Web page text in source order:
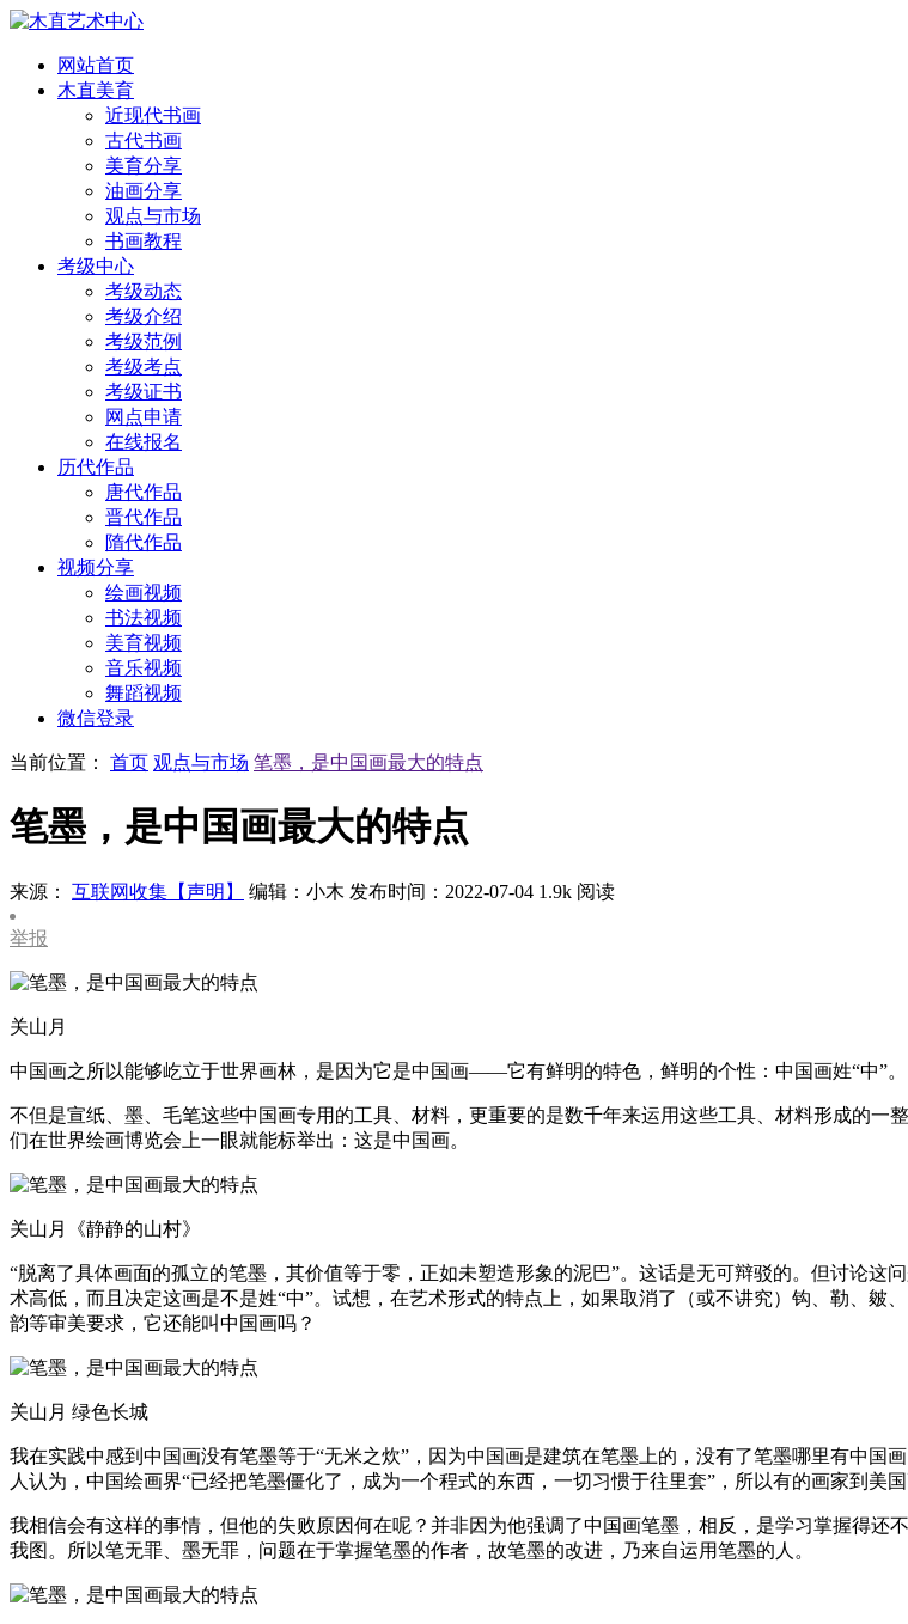
网站首页
木直美育
近现代书画
古代书画
美育分享
油画分享
观点与市场
书画教程
考级中心
考级动态
考级介绍
考级范例
考级考点
考级证书
网点申请
在线报名
历代作品
唐代作品
晋代作品
隋代作品
视频分享
绘画视频
书法视频
美育视频
音乐视频
舞蹈视频
微信登录
当前位置： 首页 观点与市场 笔墨，是中国画最大的特点
笔墨，是中国画最大的特点
来源： 互联网收集【声明】 编辑：小木 发布时间：2022-07-04 1.9k 阅读
举报
关山月
中国画之所以能够屹立于世界画林，是因为它是中国画——它有鲜明的特色，鲜明的个性：中国画姓“中”。
不但是宣纸、墨、毛笔这些中国画专用的工具、材料，更重要的是数千年来运用这些工具、材料形成的一
们在世界绘画博览会上一眼就能标举出：这是中国画。
关山月《静静的山村》
“脱离了具体画面的孤立的笔墨，其价值等于零，正如未塑造形象的泥巴”。这话是无可辩驳的。但讨论
术高低，而且决定这画是不是姓“中”。试想，在艺术形式的特点上，如果取消了（或不讲究）钩、勒、
韵等审美要求，它还能叫中国画吗？
关山月 绿色长城
我在实践中感到中国画没有笔墨等于“无米之炊”，因为中国画是建筑在笔墨上的，没有了笔墨哪里有中
人认为，中国绘画界“已经把笔墨僵化了，成为一个程式的东西，一切习惯于往里套”，所以有的画家到美
我相信会有这样的事情，但他的失败原因何在呢？并非因为他强调了中国画笔墨，相反，是学习掌握得
我图。所以笔无罪、墨无罪，问题在于掌握笔墨的作者，故笔墨的改进，乃来自运用笔墨的人。